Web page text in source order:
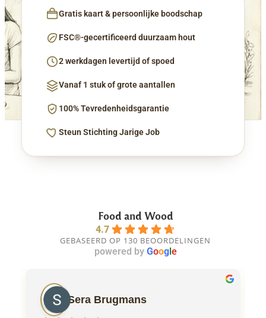
Gratis kaart & persoonlijke boodschap
FSC®-gecertificeerd duurzaam hout
2 werkdagen levertijd of spoed
Vanaf 1 stuk of grote aantallen
100% Tevredenheidsgarantie
Steun Stichting Jarige Job
Food and Wood
4.7
GEBASEERD OP 130 BEOORDELINGEN
powered by Googl e
Sera Brugmans